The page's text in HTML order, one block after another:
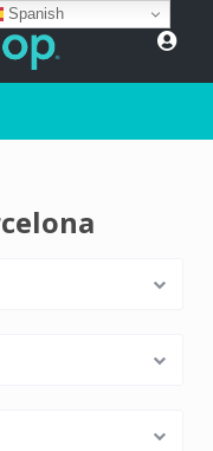
Spanish